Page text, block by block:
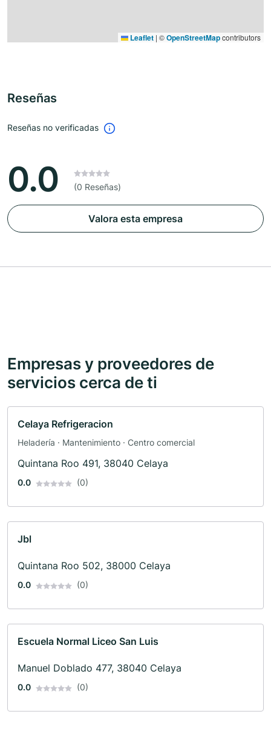
Leaflet | ©OpenStreetMapcontributors
Reseñas
Reseñas no verificadas
0.0 (0 Reseñas)
Valora esta empresa
Empresas y proveedores de
servicios cerca de ti
Celaya Refrigeracion
Heladería · Mantenimiento · Centro comercial
Quintana Roo 491, 38040 Celaya
0.0 (0)
Jbl
Quintana Roo 502, 38000 Celaya
0.0 (0)
Escuela Normal Liceo San Luis
Manuel Doblado 477, 38040 Celaya
0.0 (0)